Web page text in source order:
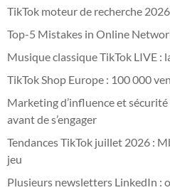
TikTok moteur de recherche
Top-5 Mistakes in Online
Musique classique TikTok LIVE :
TikTok Shop Europe : 100 000
Marketing d’influence et
avant de s’engager
Tendances TikTok juillet 2026 :
jeu
Plusieurs newsletters LinkedIn :